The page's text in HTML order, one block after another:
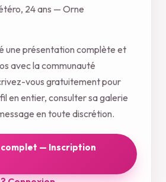
24 ans — Orne
une présentation complète et
avec la communauté
vous gratuitement pour
en entier, consulter sa galerie
en toute discrétion.
— Inscription